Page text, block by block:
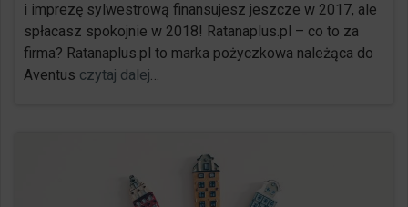
i imprezę sylwestrową finansujesz jeszcze w 2017, ale
spłacasz spokojnie w 2018! Ratanaplus.pl – co to za
firma? Ratanaplus.pl to marka pożyczkowa należąca do
Aventus czytaj dalej…